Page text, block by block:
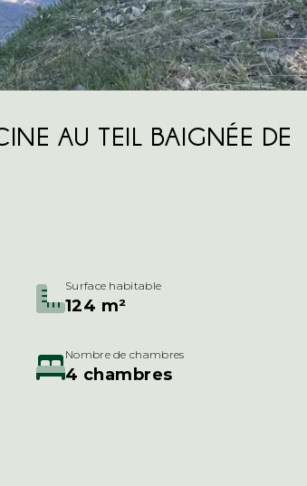
AU TEIL BAIGNÉE DE
Surface habitable
124 m²
Nombre de chambres
4 chambres